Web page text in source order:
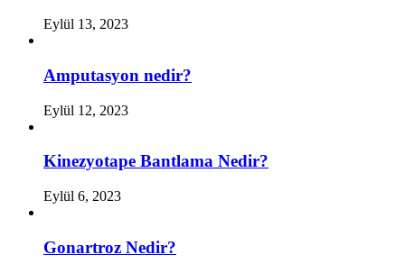
Eylül 13, 2023
Amputasyon nedir?
Eylül 12, 2023
Kinezyotape Bantlama Nedir?
Eylül 6, 2023
Gonartroz Nedir?